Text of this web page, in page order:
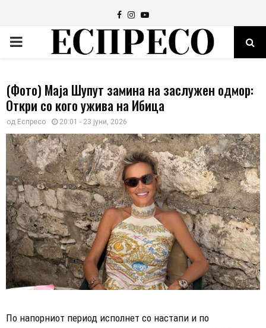
Facebook
Instagram
Youtube
PRIMARY
(Фото) Маја Шупут замина на заслужен одмор:
Откри со кого ужива на Ибица
од Еспресо 20:01 - 23 јуни, 2026
По напорниот период исполнет со настапи и по